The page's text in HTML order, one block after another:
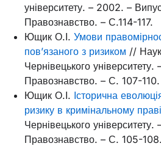
університету. – 2002. –
Правознавство. – С.114-117.
Ющик О.І. Умови
пов’язаного з ризиком //
Чернівецького
Правознавство. – С. 107-110.
Ющик О.І. Історична
ризику в кримінальному праві
Чернівецького
Правознавство. – С. 105-108.